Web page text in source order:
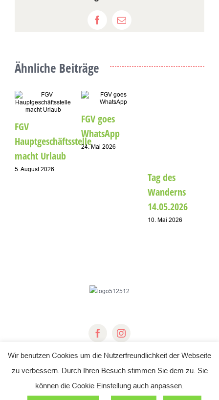
Facebook
E-
Ähnliche Beiträge
FGV
Hauptgeschäftsstelle
macht Urlaub
5. August 2026
FGV goes
WhatsApp
24. Mai 2026
Tag des
Wanderns
14.05.2026
10. Mai 2026
© Copyright 2018 -2026 | Fichtelgebirgsverein e.V.
All Rights Reserved |Impressum
Wir benutzen Cookies um die Nutzerfreundlichkeit der Webseite
zu verbessern. Durch Ihren Besuch stimmen Sie dem zu. Sie
können die Cookie Einstellung auch anpassen.